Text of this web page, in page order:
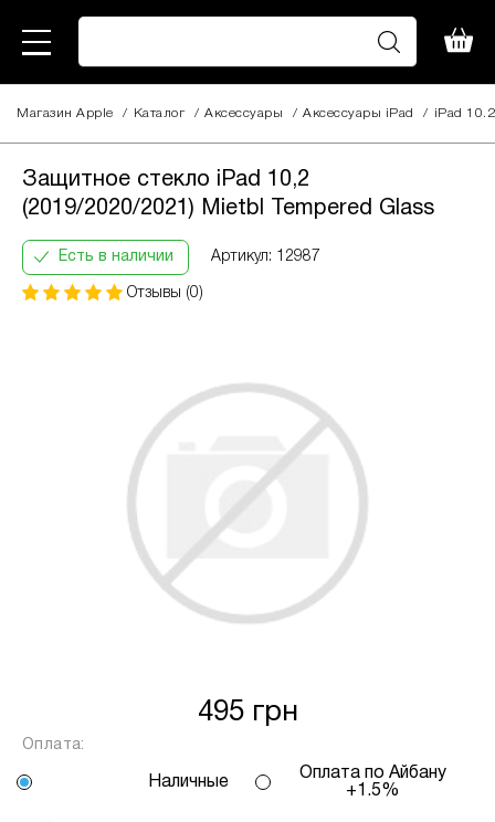
Магазин Apple / Каталог / Аксессуары / Aксессуары iPad / iPad 10.2
Защитное стекло iPad 10,2
(2019/2020/2021) Mietbl Tempered Glass
Есть в наличии Артикул: 12987
Отзывы (0)
495 грн
Оплата:
Наличные
Оплата по Айбану
+1.5%
Защитное стекло
iPad 10,2
(2019/2020/2021)
Mietbl Tempered Glass
495
ПриватБанк
Оплата
частинами
Кількість
3
місяць:
придбати товар в розстрочку одним з двох
Спосіб кредиту 1 – комісія банку складає
2 – комісія банку залежить
від кількості обраних вами платежів, від 2
до 25, та вираховується за допомогою
калькулятору або за консультацією нашого
ПРИВАТБАНК у вас має бути відкритий ліміт на